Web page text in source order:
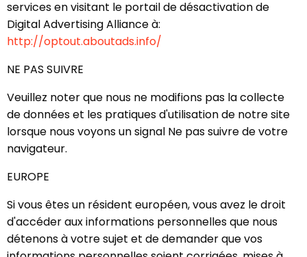
services en visitant le portail de désactivation de
Digital Advertising Alliance à:
http://optout.aboutads.info/
NE PAS SUIVRE
Veuillez noter que nous ne modifions pas la collecte
de données et les pratiques d'utilisation de notre site
lorsque nous voyons un signal Ne pas suivre de votre
navigateur.
EUROPE
Si vous êtes un résident européen, vous avez le droit
d'accéder aux informations personnelles que nous
détenons à votre sujet et de demander que vos